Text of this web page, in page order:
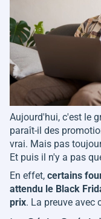
Aujourd'hui, c'est le
paraît-il des
vrai. Mais pas
Et puis il n'y a pas
En effet, certains
attendu le Black
prix. La preuve avec